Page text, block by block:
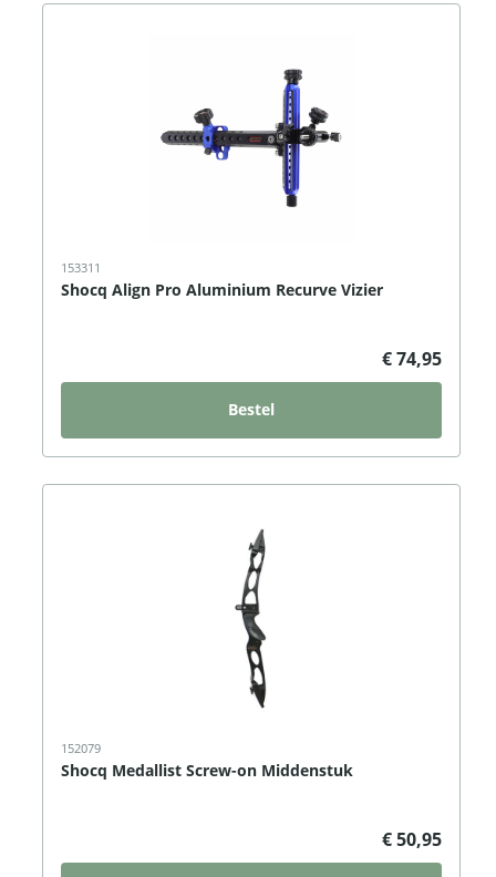
153311
Shocq Align Pro Aluminium Recurve Vizier
€ 74,95
Bestel
152079
Shocq Medallist Screw-on Middenstuk
€ 50,95